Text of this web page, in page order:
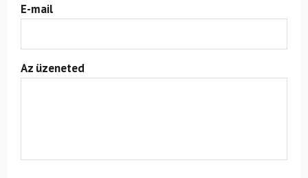
E-mail
Az üzeneted